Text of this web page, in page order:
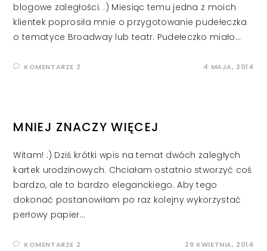
blogowe zaległości. :) Miesiąc temu jedna z moich
klientek poprosiła mnie o przygotowanie pudełeczka
o tematyce Broadway lub teatr. Pudełeczko miało…
KOMENTARZE 2 4 MAJA, 2014
MNIEJ ZNACZY WIĘCEJ
Witam! :) Dziś krótki wpis na temat dwóch zaległych
kartek urodzinowych. Chciałam ostatnio stworzyć coś
bardzo, ale to bardzo eleganckiego. Aby tego
dokonać postanowiłam po raz kolejny wykorzystać
perłowy papier…
KOMENTARZE 2 29 KWIETNIA, 2014